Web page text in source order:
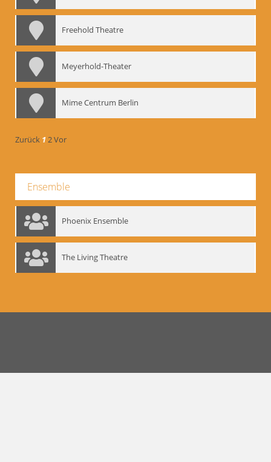
Freehold Theatre
Meyerhold-Theater
Mime Centrum Berlin
Zurück 12Vor
Ensemble
Phoenix Ensemble
The Living Theatre